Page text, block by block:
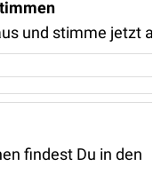
und stimme jetzt
findest Du in den